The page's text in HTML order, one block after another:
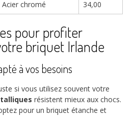
Acier chromé 34,00
pour profiter
briquet Irlande
à vos besoins
si vous utilisez souvent votre
résistent mieux aux chocs.
pour un briquet étanche et